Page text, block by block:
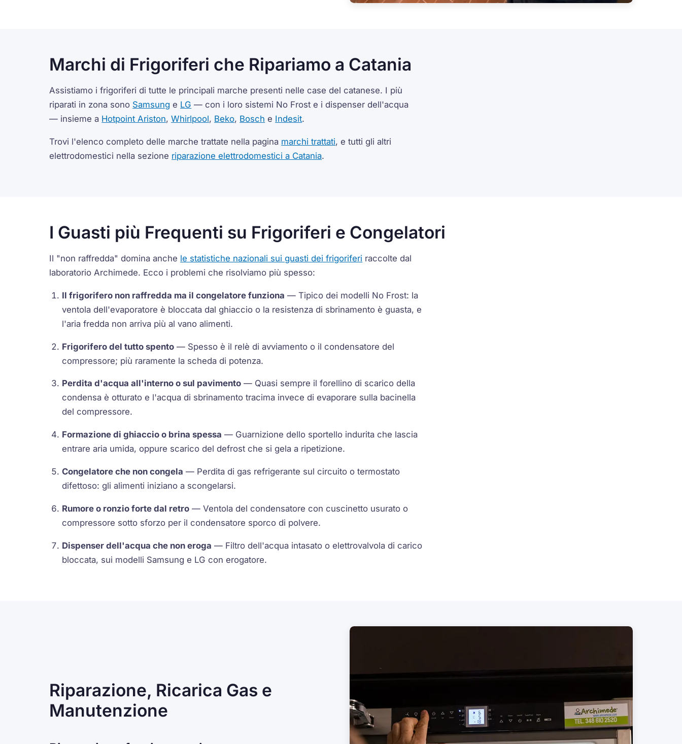
Marchi di Frigoriferi che Ripariamo a Catania
Assistiamo i frigoriferi di tutte le principali marche presenti nelle case del catanese. I più
riparati in zona sono Samsung e LG — con i loro sistemi No Frost e i dispenser dell'acqua
— insieme a Hotpoint Ariston,Whirlpool, Beko, Bosch e Indesit.
Trovi l'elenco completo delle marche trattate nella pagina marchi trattati, e tutti gli altri
elettrodomestici nella sezione riparazione elettrodomestici a Catania.
I Guasti più Frequenti su Frigoriferi e Congelatori
Il "non raffredda" domina anche le statistiche nazionali sui guasti dei frigoriferi raccolte dal
laboratorio Archimede. Ecco i problemi che risolviamo più spesso:
Il frigorifero non raffredda ma il congelatore funziona — Tipico dei modelli No Frost: la
ventola dell'evaporatore è bloccata dal ghiaccio o la resistenza di sbrinamento è guasta, e
l'aria fredda non arriva più al vano alimenti.
Frigorifero del tutto spento — Spesso è il relè di avviamento o il condensatore del
compressore; più raramente la scheda di potenza.
Perdita d'acqua all'interno o sul pavimento — Quasi sempre il forellino di scarico della
condensa è otturato e l'acqua di sbrinamento tracima invece di evaporare sulla bacinella
del compressore.
Formazione di ghiaccio o brina spessa — Guarnizione dello sportello indurita che lascia
entrare aria umida, oppure scarico del defrost che si gela a ripetizione.
Congelatore che non congela — Perdita di gas refrigerante sul circuito o termostato
difettoso: gli alimenti iniziano a scongelarsi.
Rumore o ronzio forte dal retro — Ventola del condensatore con cuscinetto usurato o
compressore sotto sforzo per il condensatore sporco di polvere.
Dispenser dell'acqua che non eroga — Filtro dell'acqua intasato o elettrovalvola di carico
bloccata, sui modelli Samsung e LG con erogatore.
Riparazione, Ricarica Gas e
Manutenzione